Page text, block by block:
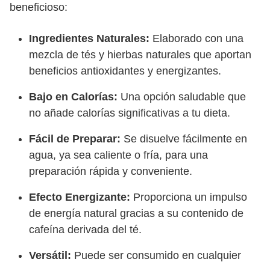
beneficioso:
Ingredientes Naturales: Elaborado con una
mezcla de tés y hierbas naturales que aportan
beneficios antioxidantes y energizantes.
Bajo en Calorías: Una opción saludable que
no añade calorías significativas a tu dieta.
Fácil de Preparar: Se disuelve fácilmente en
agua, ya sea caliente o fría, para una
preparación rápida y conveniente.
Efecto Energizante: Proporciona un impulso
de energía natural gracias a su contenido de
cafeína derivada del té.
Versátil: Puede ser consumido en cualquier